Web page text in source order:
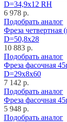
D=34,9x12 RH
6 978 р.
Подобрать аналог
Фреза
D=50,8x28
10 883 р.
Подобрать аналог
Фреза фасочная
D=29x8x60
7 142 р.
Подобрать аналог
Фреза фасочная
5 948 р.
Подобрать аналог